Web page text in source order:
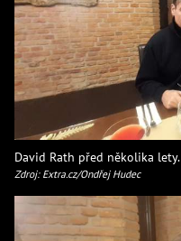
David Rath před několika lety.
Zdroj: Extra.cz/Ondřej Hudec